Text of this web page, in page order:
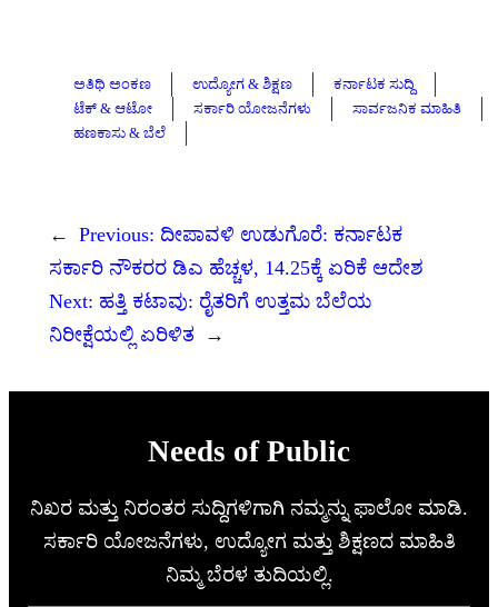
ಅತಿಥಿ ಅಂಕಣ ಉದ್ಯೋಗ & ಶಿಕ್ಷಣ
ಕರ್ನಾಟಕ ಸುದ್ದಿ
ಟೆಕ್ & ಆಟೋ
ಸರ್ಕಾರಿ ಯೋಜನೆಗಳು
ಸಾರ್ವಜನಿಕ ಮಾಹಿತಿ
ಹಣಕಾಸು & ಬೆಲೆ
← Previous: ದೀಪಾವಳಿ ಉಡುಗೊರೆ: ಕರ್ನಾಟಕ
ಸರ್ಕಾರಿ ನೌಕರರ ಡಿಎ ಹೆಚ್ಚಳ, 14.25ಕ್ಕೆ ಏರಿಕೆ ಆದೇಶ
Next: ಹತ್ತಿ ಕಟಾವು: ರೈತರಿಗೆ ಉತ್ತಮ ಬೆಲೆಯ
ನಿರೀಕ್ಷೆಯಲ್ಲಿ ಏರಿಳಿತ
→
Needs of Public
ನಿಖರ ಮತ್ತು ನಿರಂತರ ಸುದ್ದಿಗಳಿಗಾಗಿ ನಮ್ಮನ್ನು ಫಾಲೋ ಮಾಡಿ.
ಸರ್ಕಾರಿ ಯೋಜನೆಗಳು, ಉದ್ಯೋಗ ಮತ್ತು ಶಿಕ್ಷಣದ ಮಾಹಿತಿ
ನಿಮ್ಮ ಬೆರಳ ತುದಿಯಲ್ಲಿ.